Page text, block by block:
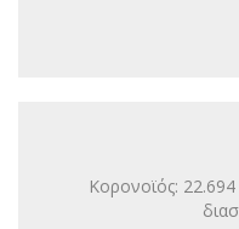
Κορονοϊός: